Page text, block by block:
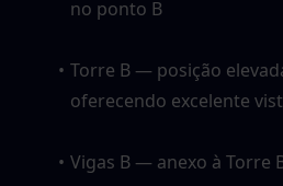
no ponto B
Torre B — posição
oferecendo excelente
Vigas B — anexo à Torre